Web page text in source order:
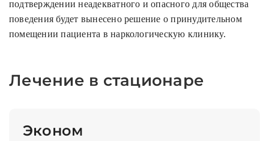
подтверждении неадекватного и опасного для общества
поведения будет вынесено решение о принудительном
помещении пациента в наркологическую клинику.
Лечение в стационаре
Эконом